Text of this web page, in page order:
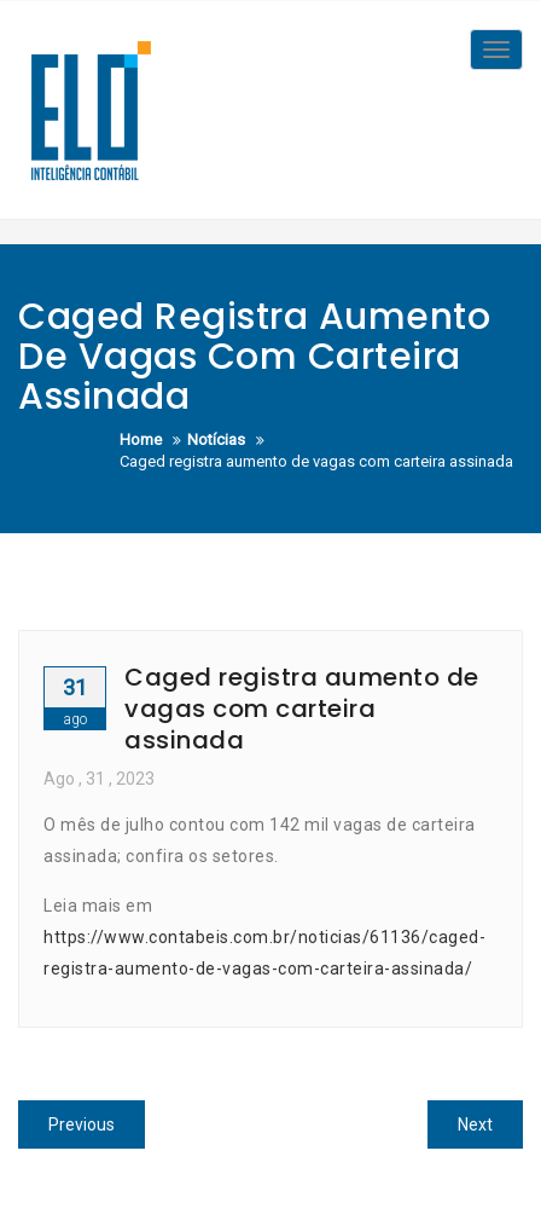
content
Caged Registra Aumento
De Vagas Com Carteira
Assinada
Home
Notícias
Caged registra aumento de vagas com carteira assinada
31
ago
Caged registra aumento de
vagas com carteira
assinada
Ago , 31 , 2023
O mês de julho contou com 142 mil vagas de carteira
assinada; confira os setores.
Leia mais em
https://www.contabeis.com.br/noticias/61136/caged-
registra-aumento-de-vagas-com-carteira-assinada/
Navegação
de
Previous
post:
NextNext
post: